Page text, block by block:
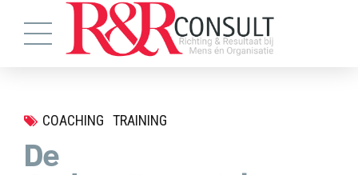
COACHING TRAINING
De